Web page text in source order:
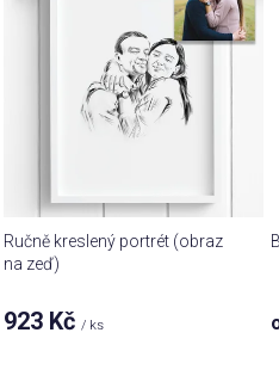
Ručně kreslený portrét (obraz
na zeď)
923 Kč/ ks